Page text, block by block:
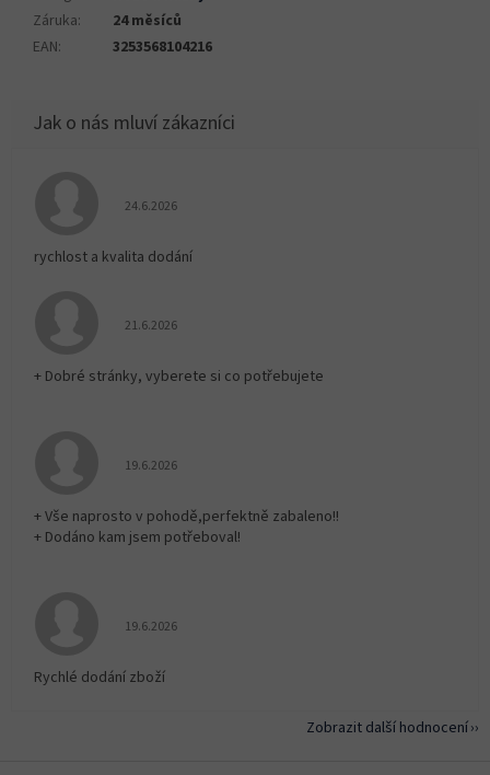
Záruka:
24 měsíců
EAN: 3253568104216
Hodnocení obchodu je 5 z 5 hvězdiček.
24.6.2026
rychlost a kvalita dodání
Hodnocení obchodu je 5 z 5 hvězdiček.
21.6.2026
+ Dobré stránky, vyberete si co potřebujete
Hodnocení obchodu je 5 z 5 hvězdiček.
19.6.2026
+ Vše naprosto v pohodě,perfektně zabaleno!!
+ Dodáno kam jsem potřeboval!
Hodnocení obchodu je 5 z 5 hvězdiček.
19.6.2026
Rychlé dodání zboží
Zobrazit další hodnocení